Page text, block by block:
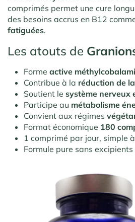
comprimés permet une cure
des besoins accrus en B12
fatiguées.
Les atouts de
Formeactive
Contribue à la réduction de
Soutient lesystème nerveux
Participe au métabolisme
Convient aux régimes
Format économique 180
1 comprimé par jour, simple
Formule pure sans